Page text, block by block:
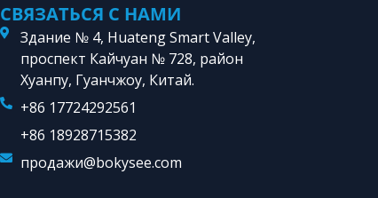
СВЯЗАТЬСЯ С НАМИ
Здание № 4, Huateng Smart Valley,
проспект Кайчуан № 728, район
Хуанпу, Гуанчжоу, Китай.
+86 17724292561
+86 18928715382
продажи@bokysee.com